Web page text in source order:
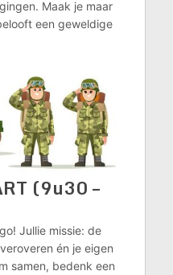
Maak je maar
een geweldige
(9u30 –
Jullie missie: de
én je eigen
samen, bedenk een